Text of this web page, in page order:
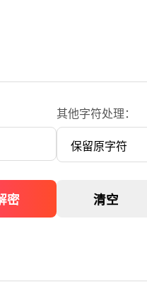
其他字符处理：
密 清空